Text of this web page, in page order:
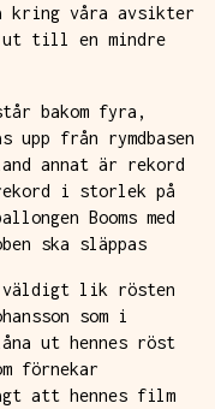
kring våra avsikter
till en mindre
bakom fyra,
upp från rymdbasen
annat är rekord
i storlek på
Booms med
ska släppas
väldigt lik rösten
som i
ut hennes röst
förnekar
att hennes film